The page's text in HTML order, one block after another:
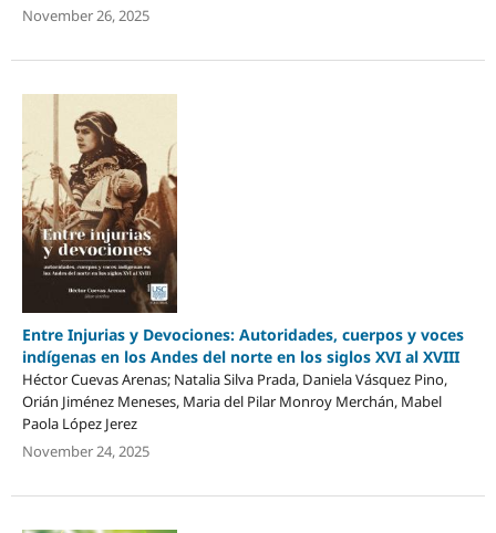
November 26, 2025
Entre Injurias y Devociones: Autoridades, cuerpos y voces
indígenas en los Andes del norte en los siglos XVI al XVIII
Héctor Cuevas Arenas; Natalia Silva Prada, Daniela Vásquez Pino,
Orián Jiménez Meneses, Maria del Pilar Monroy Merchán, Mabel
Paola López Jerez
November 24, 2025